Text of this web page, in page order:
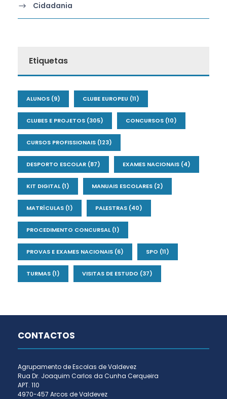
Cidadania
Etiquetas
ALUNOS (9) CLUBE EUROPEU (11)
CLUBES E PROJETOS (305) CONCURSOS (10)
CURSOS PROFISSIONAIS (123)
DESPORTO ESCOLAR (87) EXAMES NACIONAIS (4)
KIT DIGITAL(1) MANUAIS ESCOLARES (2)
MATRÍCULAS (1) PALESTRAS (40)
PROCEDIMENTO CONCURSAL(1)
PROVAS E EXAMES NACIONAIS (6) SPO (11)
TURMAS (1) VISITAS DE ESTUDO (37)
CONTACTOS
Agrupamento de Escolas de Valdevez
Rua Dr. Joaquim Carlos da Cunha Cerqueira
APT. 110
4970-457 Arcos de Valdevez